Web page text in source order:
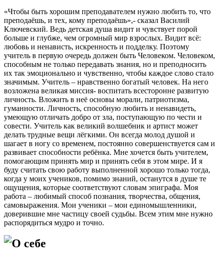
«Чтобы быть хорошим преподавателем нужно любить то, что
преподаёшь, и тех, кому преподаёшь»,- сказал Василий
Ключевский. Ведь детская душа видит и чувствует порой
больше и глубже, чем огромный мир взрослых. Видит всё:
любовь и ненависть, искренность и подделку. Поэтому
учитель в первую очередь должен быть Человеком. Человеком,
способным не только передавать знания, но и преподносить
их так эмоционально и чувственно, чтобы каждое слово стало
значимым. Учитель – нравственно богатый человек. На него
возложена великая миссия- воспитать всесторонне развитую
личность. Вложить в неё основы морали, патриотизма,
гуманности. Личность, способную любить и ненавидеть,
умеющую отличать добро от зла, поступающую по чести и
совести. Учитель как великий волшебник и артист может
делать трудные вещи лёгкими. Он всегда молод душой и
шагает в ногу со временем, постоянно совершенствуется сам и
развивает способности ребёнка. Мне хочется быть учителем,
помогающим принять мир и принять себя в этом мире. И я
буду считать свою работу выполненной хорошо только тогда,
когда у моих учеников, помимо знаний, останутся в душе те
ощущения, которые соответствуют словам эпиграфа. Моя
работа – любимый способ познания, творчества, общения,
самовыражения. Мои ученики – мои единомышленники,
доверившие мне частицу своей судьбы. Всем этим мне нужно
распорядиться мудро и точно.
О себе